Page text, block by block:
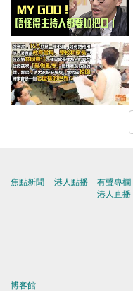
焦點新聞 港人點播
有聲專欄
港人直播
博客館